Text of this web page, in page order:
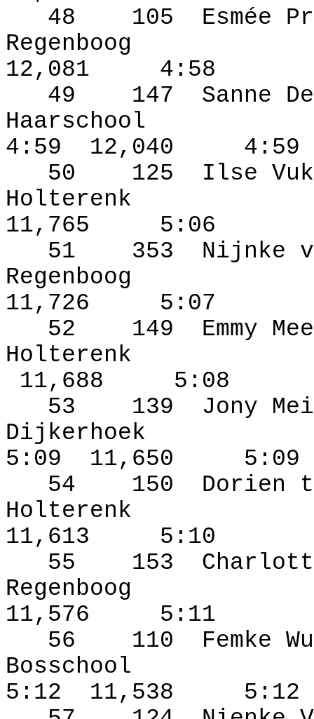
48
105
Esmée
Regenboog
12,081
4:58
49
147
Sanne
Haarschool
4:59
12,040
4:59
50
125
Ilse
Holterenk
11,765
5:06
51
353
Nijnke
Regenboog
11,726
5:07
52
149
Emmy
Holterenk
11,688
5:08
53
139
Jony
Dijkerhoek
5:09
11,650
5:09
54
150
Dorien
Holterenk
11,613
5:10
55
153
Regenboog
11,576
5:11
56
110
Femke
Bosschool
5:12
11,538
5:12